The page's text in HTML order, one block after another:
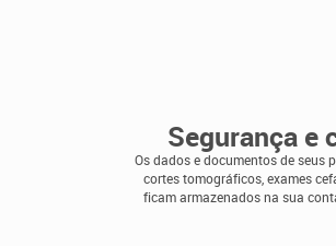
Segurança e
Os dados e documentos de seus
cortes tomográficos, exames
ficam armazenados na sua